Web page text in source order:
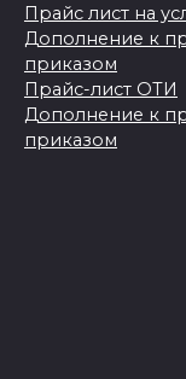
Прайс лист на
Дополнение к
приказом
Прайс-лист ОТИ
Дополнение к
приказом